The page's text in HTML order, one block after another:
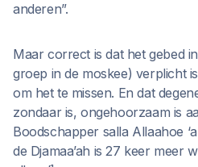
anderen”.
Maar correct is dat het gebed
groep in de moskee) verplicht
om het te missen. En dat
zondaar is, ongehoorzaam is
Boodschapper salla Allaahoe
de Djamaa’ah is 27 keer meer